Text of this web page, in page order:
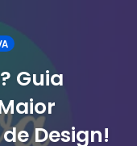
Guia
Design!